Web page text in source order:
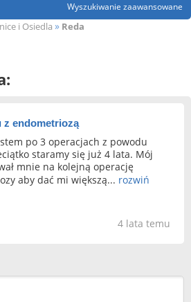
Wyszukiwanie zaawansowane
i Osiedla » Reda
z endometriozą
po 3 operacjach z powodu
staramy się już 4 lata. Mój
mnie na kolejną operację
aby dać mi większą... rozwiń
4 lata temu